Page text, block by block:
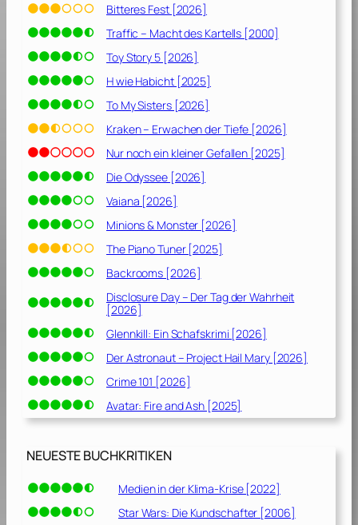
Bitteres Fest [2026]
Traffic – Macht des Kartells [2000]
Toy Story 5 [2026]
H wie Habicht [2025]
To My Sisters [2026]
Kraken – Erwachen der Tiefe [2026]
Nur noch ein kleiner Gefallen [2025]
Die Odyssee [2026]
Vaiana [2026]
Minions & Monster [2026]
The Piano Tuner [2025]
Backrooms [2026]
Disclosure Day – Der Tag der Wahrheit
[2026]
Glennkill: Ein Schafskrimi [2026]
Der Astronaut – Project Hail Mary [2026]
Crime 101 [2026]
Avatar: Fire and Ash [2025]
NEUESTE BUCHKRITIKEN
Medien in der Klima-Krise [2022]
Star Wars: Die Kundschafter [2006]